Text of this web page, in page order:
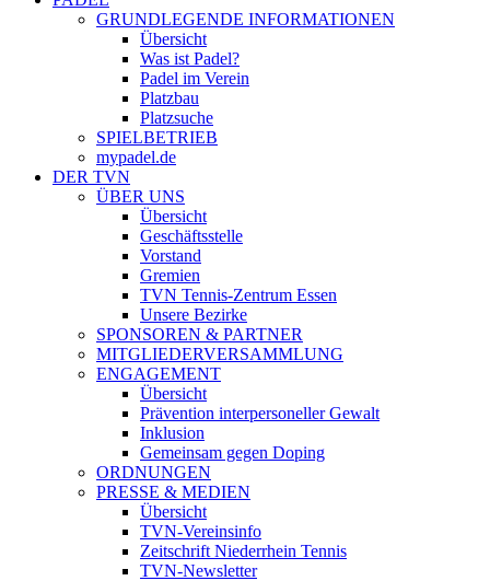
GRUNDLEGENDE INFORMATIONEN
Übersicht
Was ist Padel?
Padel im Verein
Platzbau
Platzsuche
SPIELBETRIEB
mypadel.de
DER TVN
ÜBER UNS
Übersicht
Geschäftsstelle
Vorstand
Gremien
TVN Tennis-Zentrum Essen
Unsere Bezirke
SPONSOREN & PARTNER
MITGLIEDERVERSAMMLUNG
ENGAGEMENT
Übersicht
Prävention interpersoneller Gewalt
Inklusion
Gemeinsam gegen Doping
ORDNUNGEN
PRESSE & MEDIEN
Übersicht
TVN-Vereinsinfo
Zeitschrift Niederrhein Tennis
TVN-Newsletter